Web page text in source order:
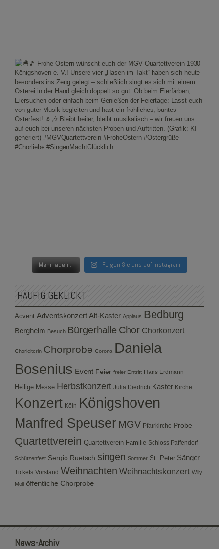
Mehr laden... Folgen Sie uns auf Instagram
HÄUFIG GEKLICKT
Advent Adventskonzert Alt-Kaster Applaus Bedburg
Bergheim Besuch Bürgerhalle Chor Chorkonzert
Chorleiterin Chorprobe Corona Daniela
Bosenius Event Feier freier Eintritt Hans Erdmann
Heilige Messe Herbstkonzert Julia Diedrich Kaster Kirche
Konzert Köln Königshoven
Manfred Speuser MGV Pfarrkirche Probe
Quartettverein Quartettverein-Familie Schloss Paffendorf
Schützenfest Sergio Ruetsch singen Sommer St. Peter Sänger
Tickets Vorstand Weihnachten Weihnachtskonzert Willy
Moll
öffentliche Chorprobe
News-Archiv